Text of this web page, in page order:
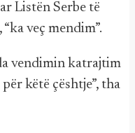
Listën Serbe të
veç mendim”.
vendimin katrajtim
këtë çështje”, tha